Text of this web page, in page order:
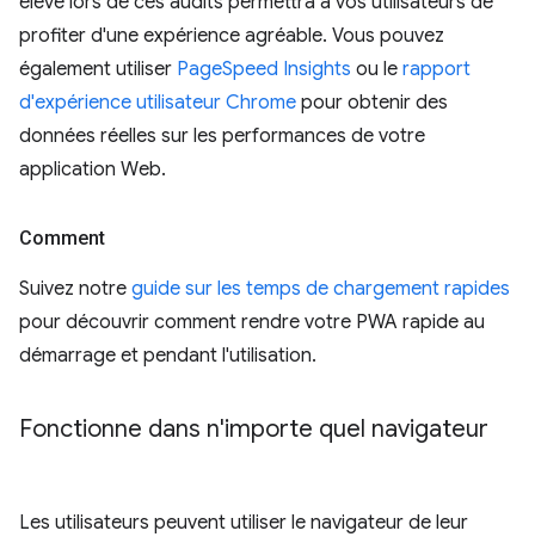
profiter d'une expérience agréable. Vous pouvez
également utiliser PageSpeed Insights ou le rapport
d'expérience utilisateur Chrome pour obtenir des
données réelles sur les performances de votre
application Web.
Comment
Suivez notre guide sur les temps de chargement rapides
pour découvrir comment rendre votre PWA rapide au
démarrage et pendant l'utilisation.
Fonctionne dans n'importe quel navigateur
Les utilisateurs peuvent utiliser le navigateur de leur